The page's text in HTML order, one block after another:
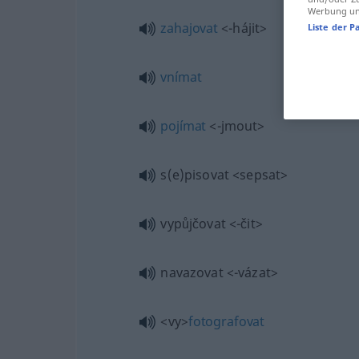
zahajovat <-hájit>
vnímat
pojímat <-jmout>
s(e)pisovat <sepsat>
vypůjčovat <-čit>
navazovat <-vázat>
<vy>fotografovat
Werbung
Liste der